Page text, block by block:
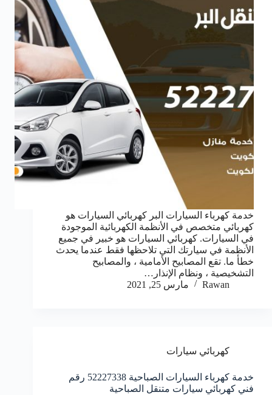
خدمة كهرباء السيارات البر كهربائي السيارات هو
كهربائي متخصص في الأنظمة الكهربائية الموجودة
في السيارات. كهربائي السيارات هو خبير في جميع
الأنظمة في سيارتك التي تلاحظها فقط عندما يحدث
خطأ ما. تقع المصابيح الأمامية ، والمصابيح
التشخيصية ، ونظام الإنذار…
Rawan
مارس 25, 2021
كهربائي سيارات
خدمة كهرباء السيارات الصباحية 52227338 رقم
فني كهربائي سيارات متنقل الصباحية